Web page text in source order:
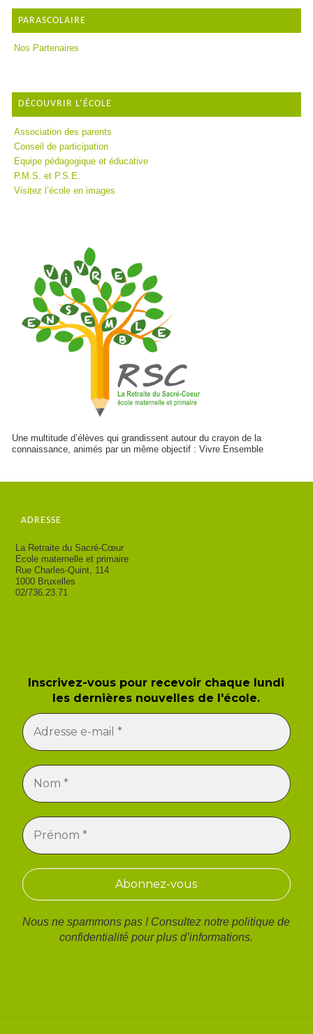
PARASCOLAIRE
Nos Partenaires
DÉCOUVRIR L’ÉCOLE
Association des parents
Conseil de participation
Equipe pédagogique et éducative
P.M.S. et P.S.E.
Visitez l’école en images
Une multitude d’élèves qui grandissent autour du crayon de la
connaissance, animés par un même objectif : Vivre Ensemble
ADRESSE
La Retraite du Sacré-Cœur
Ecole maternelle et primaire
Rue Charles-Quint, 114
1000 Bruxelles
02/736.23.71
Inscrivez-vous pour recevoir chaque lundi
les dernières nouvelles de l'école.
Nous ne spammons pas ! Consultez notrepolitique de
confidentialité pour plus d’informations.